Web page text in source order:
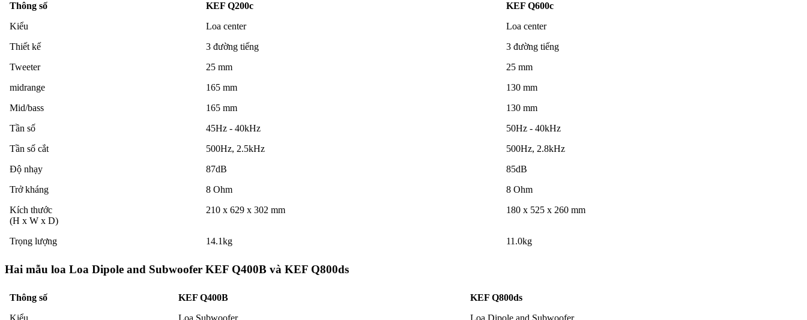
Thông số KEF Q200c
KEF Q600c
Kiểu
Loa center
Loa center
Thiết kế
3 đường tiếng
3 đường tiếng
Tweeter
25 mm
25 mm
midrange
165 mm
130 mm
Mid/bass
165 mm
130 mm
Tần số
45Hz - 40kHz
50Hz - 40kHz
Tần số cắt
500Hz, 2.5kHz
500Hz, 2.8kHz
Độ nhạy
87dB
85dB
Trở kháng
8 Ohm
8 Ohm
Kích thước
(H x W x D)
210 x 629 x 302 mm 180 x 525 x 260 mm
Trọng lượng 14.1kg 11.0kg
Hai mẫu loa Loa Dipole and Subwoofer KEF Q400B và KEF Q800ds
Thông số KEF Q400B
KEF Q800ds
Kiểu
Loa Subwoofer Loa Dipole and Subwoofer